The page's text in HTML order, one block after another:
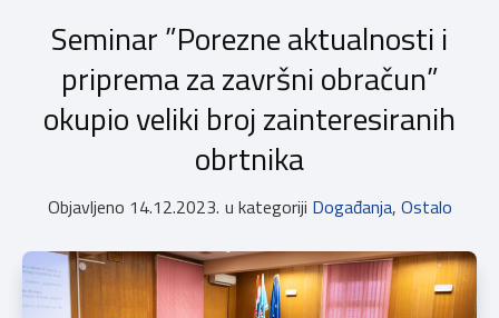
Seminar ”Porezne aktualnosti i
priprema za završni obračun”
okupio veliki broj zainteresiranih
obrtnika
Objavljeno 14.12.2023. u kategoriji Događanja, Ostalo